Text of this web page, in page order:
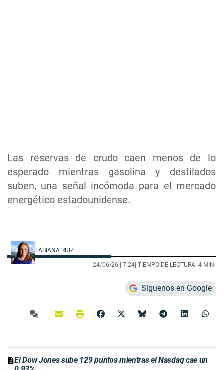
Las reservas de crudo caen menos de lo
esperado mientras gasolina y destilados
suben, una señal incómoda para el mercado
energético estadounidense.
FABIANA RUIZ
24/06/26 | 7:24 | TIEMPO DE LECTURA: 4 MIN.
Síguenos en Google
El Dow Jones sube 129 puntos mientras el Nasdaq cae un